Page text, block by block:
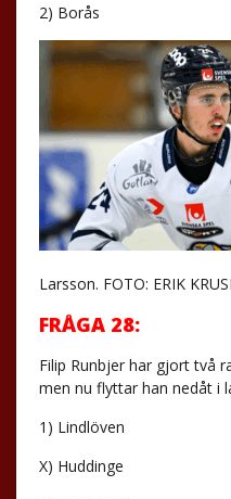
2) Borås
Larsson. FOTO: ERIK
FRÅGA 28:
Filip Runbjer har gjort två
men nu flyttar han nedåt i
1) Lindlöven
X) Huddinge